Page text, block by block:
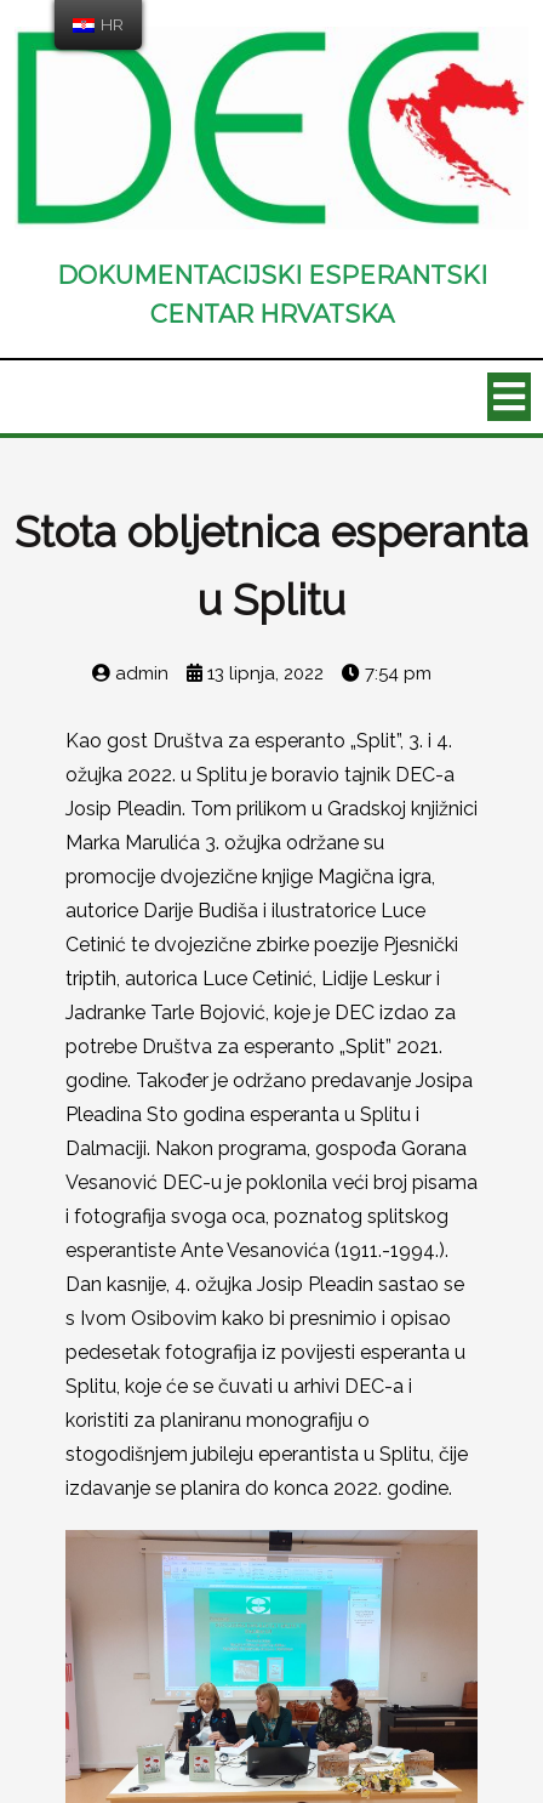
DOKUMENTACIJSKI ESPERANTSKI
CENTAR HRVATSKA
Stota obljetnica esperanta
u Splitu
admin 13 lipnja, 2022 7:54 pm
Kao gost Društva za esperanto „Split”, 3. i 4.
ožujka 2022. u Splitu je boravio tajnik DEC-a
Josip Pleadin. Tom prilikom u Gradskoj knjižnici
Marka Marulića 3. ožujka održane su
promocije dvojezične knjige Magična igra,
autorice Darije Budiša i ilustratorice Luce
Cetinić te dvojezične zbirke poezije Pjesnički
triptih, autorica Luce Cetinić, Lidije Leskur i
Jadranke Tarle Bojović, koje je DEC izdao za
potrebe Društva za esperanto „Split” 2021.
godine. Također je održano predavanje Josipa
Pleadina Sto godina esperanta u Splitu i
Dalmaciji. Nakon programa, gospođa Gorana
Vesanović DEC-u je poklonila veći broj pisama
i fotografija svoga oca, poznatog splitskog
esperantiste Ante Vesanovića (1911.-1994.).
Dan kasnije, 4. ožujka Josip Pleadin sastao se
s Ivom Osibovim kako bi presnimio i opisao
pedesetak fotografija iz povijesti esperanta u
Splitu, koje će se čuvati u arhivi DEC-a i
koristiti za planiranu monografiju o
stogodišnjem jubileju eperantista u Splitu, čije
izdavanje se planira do konca 2022. godine.
HR